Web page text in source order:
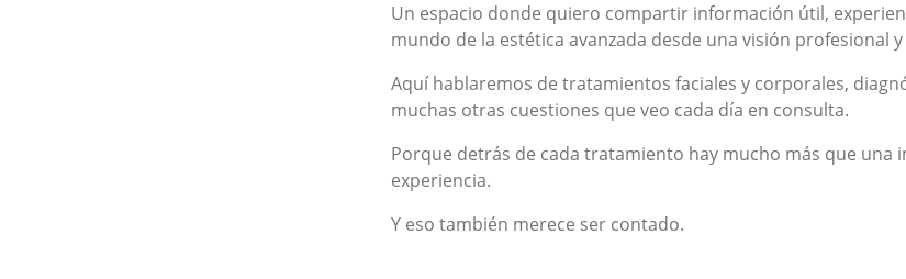
Un espacio donde quiero compartir información útil,
mundo de la estética avanzada desde una visión profesional
Aquí hablaremos de tratamientos faciales y corporales,
muchas otras cuestiones que veo cada día en consulta.
Porque detrás de cada tratamiento hay mucho más que
experiencia.
Y eso también merece ser contado.